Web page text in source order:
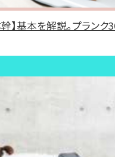
】基本を解説。プランク